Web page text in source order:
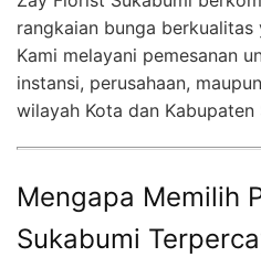
rangkaian bunga berkualitas
Kami melayani pemesanan
instansi, perusahaan,
wilayah Kota dan Kabupaten
Mengapa Memilih
Sukabumi